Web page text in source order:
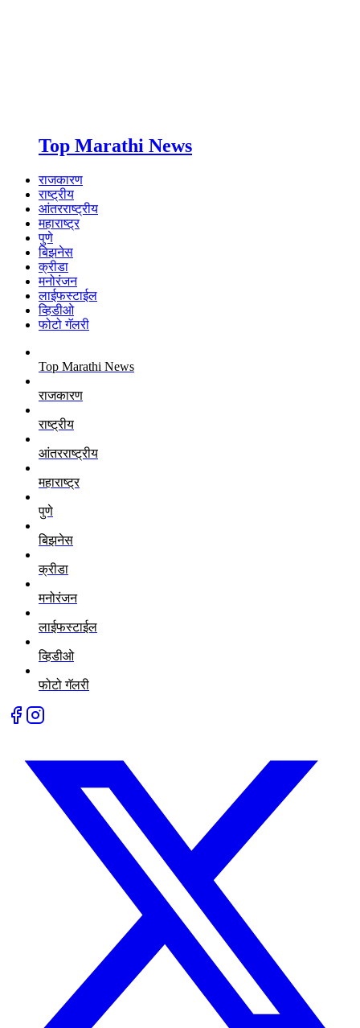
Top Marathi News
राजकारण
राष्ट्रीय
आंतरराष्ट्रीय
महाराष्ट्र
पुणे
बिझनेस
क्रीडा
मनोरंजन
लाईफस्टाईल
व्हिडीओ
फोटो गॅलरी
Top Marathi News
राजकारण
राष्ट्रीय
आंतरराष्ट्रीय
महाराष्ट्र
पुणे
बिझनेस
क्रीडा
मनोरंजन
लाईफस्टाईल
व्हिडीओ
फोटो गॅलरी